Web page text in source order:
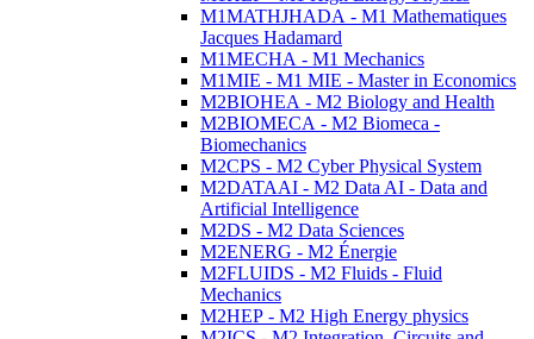
M1MATHJHADA - M1 Mathematiques
Jacques Hadamard
M1MECHA - M1 Mechanics
M1MIE - M1 MIE - Master in Economics
M2BIOHEA - M2 Biology and Health
M2BIOMECA - M2 Biomeca -
Biomechanics
M2CPS - M2 Cyber Physical System
M2DATAAI - M2 Data AI - Data and
Artificial Intelligence
M2DS - M2 Data Sciences
M2ENERG - M2 Énergie
M2FLUIDS - M2 Fluids - Fluid
Mechanics
M2HEP - M2 High Energy physics